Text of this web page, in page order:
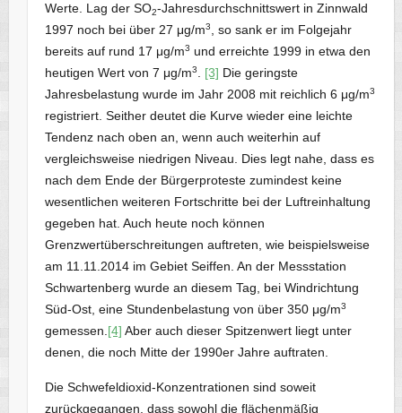
Werte. Lag der SO2-Jahresdurchschnittswert in Zinnwald
1997 noch bei über 27 μg/m3
, so sank er im Folgejahr
bereits auf rund 17 μg/m3 und erreichte 1999 in etwa den
heutigen Wert von 7 μg/m3 [3] Die geringste
Jahresbelastung wurde im Jahr 2008 mit reichlich 6 μg/m3
registriert. Seither deutet die Kurve wieder eine leichte
Tendenz nach oben an, wenn auch weiterhin auf
vergleichsweise niedrigen Niveau. Dies legt nahe, dass es
nach dem Ende der Bürgerproteste zumindest keine
wesentlichen weiteren Fortschritte bei der Luftreinhaltung
gegeben hat. Auch heute noch können
Grenzwertüberschreitungen auftreten, wie beispielsweise
am 11.11.2014 im Gebiet Seiffen. An der Messstation
Schwartenberg wurde an diesem Tag, bei Windrichtung
Süd-Ost, eine Stundenbelastung von über 350 μg/m3
gemessen. [4] Aber auch dieser Spitzenwert liegt unter
denen, die noch Mitte der 1990er Jahre auftraten.
Die Schwefeldioxid-Konzentrationen sind soweit
zurückgegangen, dass sowohl die flächenmäßig